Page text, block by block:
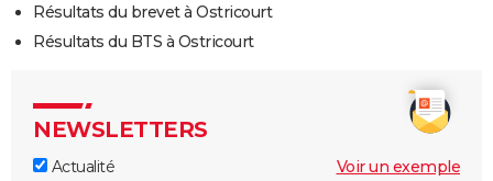
Résultats du brevet à Ostricourt
Résultats du BTS à Ostricourt
NEWSLETTERS
Actualité
Voir un exemple